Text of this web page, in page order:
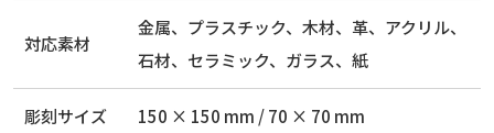
対応素材
金属、プラスチック、木材、革、アクリル、
石材、セラミック、ガラス、紙
彫刻サイズ 150 × 150 mm / 70 × 70 mm